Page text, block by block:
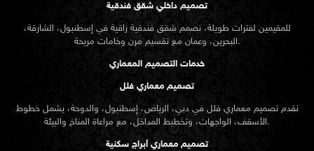
تصميم داخلي شقق فندقية
للمقيمين لفترات طويلة، نصمم شقق فندقية راقية في إسطنبول، الشارقة،
البحرين، وعمان مع تقسيم مرن وخامات مريحة.
خدمات التصميم المعماري
تصميم معماري فلل
نقدمتصميم معماري فلل في دبي، الرياض، إسطنبول، والدوحة، يشمل خطوط
الأسقف، الواجهات، وتخطيط المداخل، مع مراعاة المناخ والبيئة.
تصميم معماري أبراج سكنية